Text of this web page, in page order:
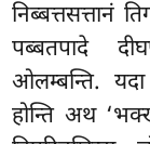
निब्बत्तसत्तानं
पब्बतपादे
ओलम्बन्ति.
होन्ति अथ